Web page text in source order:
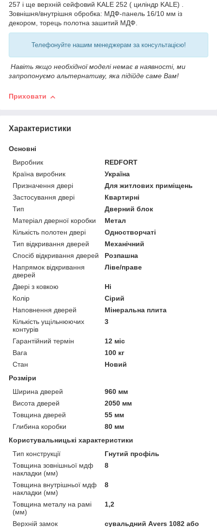
257 і ще верхній сейфовий KALE 252 ( циліндр KALE) .
Зовнішня/внутрішня обробка: МДФ-панель 16/10 мм із
декором, торець полотна зашитий МДФ.
Телефонуйте нашим менеджерам за консультацією!
Навіть якщо необхідної моделі немає в наявності, ми
запропонуємо альтернативу, яка підійде саме Вам!
Приховати
Характеристики
Основні
Виробник
REDFORT
Країна виробник
Україна
Призначення двері
Для житлових приміщень
Застосування двері
Квартирні
Тип
Дверний блок
Матеріал дверної коробки
Метал
Кількість полотен двері
Одностворчаті
Тип відкривання дверей
Механічний
Спосіб відкривання дверей
Розпашна
Напрямок відкривання
дверей
Ліве/праве
Двері з ковкою
Ні
Колір
Сірий
Наповнення дверей
Мінеральна плита
Кількість ущільнюючих
контурів
3
Гарантійний термін
12 міс
Вага
100 кг
Стан
Новий
Розміри
Ширина дверей
960 мм
Висота дверей
2050 мм
Товщина дверей
55 мм
Глибина коробки
80 мм
Користувальницькі характеристики
Тип конструкції
Гнутий профіль
Товщина зовнішньої мдф
накладки (мм)
8
Товщина внутрішньої мдф
накладки (мм)
8
Товщина металу на рамі
(мм)
1,2
Верхній замок сувальдний Аvers 1082 або